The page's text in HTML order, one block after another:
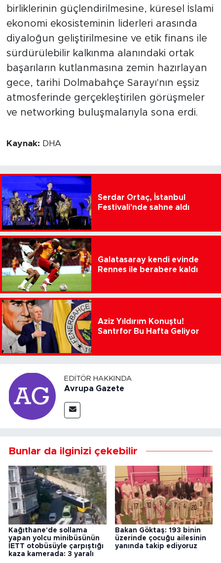
birliklerinin güçlendirilmesine, küresel İslami
ekonomi ekosisteminin liderleri arasında
diyaloğun geliştirilmesine ve etik finans ile
sürdürülebilir kalkınma alanındaki ortak
başarıların kutlanmasına zemin hazırlayan
gece, tarihi Dolmabahçe Sarayı'nın eşsiz
atmosferinde gerçekleştirilen görüşmeler
ve networking buluşmalarıyla sona erdi.
Kaynak: DHA
Serdar Ortaç, İstanbul
Festivali'nde sahne aldı
Galatasaray kendi evinde
Rennes ile berabere kaldı
Aziz Yıldırım Konuştu!
Santrfor Bu Hafta Geliyor
EDITÖR HAKKINDA
Avrupa Gazete
Bunlar da ilginizi çekebilir
Kağıthane'de sollama
yapan yolcu minibüsünün
İETT otobüsüyle çarpıştığı
kaza kamerada: 3 yaralı
Bakan Göktaş: 193 binin
üzerinde çocuğu ailesinin
yanında takip ediyoruz